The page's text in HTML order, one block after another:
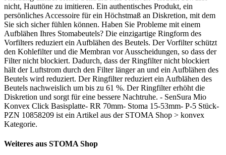
nicht, Hauttöne zu imitieren. Ein authentisches Produkt, ein
persönliches Accessoire für ein Höchstmaß an Diskretion, mit dem
Sie sich sicher fühlen können. Haben Sie Probleme mit einem
Aufblähen Ihres Stomabeutels? Die einzigartige Ringform des
Vorfilters reduziert ein Aufblähen des Beutels. Der Vorfilter schützt
den Kohlefilter und die Membran vor Ausscheidungen, so dass der
Filter nicht blockiert. Dadurch, dass der Ringfilter nicht blockiert
hält der Luftstrom durch den Filter länger an und ein Aufblähen des
Beutels wird reduziert. Der Ringfilter reduziert ein Aufblähen des
Beutels nachweislich um bis zu 61 %. Der Ringfilter erhöht die
Diskretion und sorgt für eine bessere Nachtruhe. - SenSura Mio
Konvex Click Basisplatte- RR 70mm- Stoma 15-53mm- P-5 Stück-
PZN 10858209 ist ein Artikel aus der STOMA Shop > konvex
Kategorie.
Weiteres aus STOMA Shop